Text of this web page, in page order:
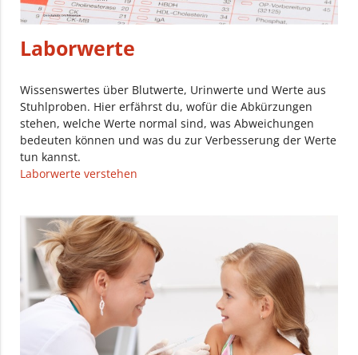
Laborwerte
Wissenswertes über Blutwerte, Urinwerte und Werte aus
Stuhlproben. Hier erfährst du, wofür die Abkürzungen
stehen, welche Werte normal sind, was Abweichungen
bedeuten können und was du zur Verbesserung der Werte
tun kannst.
Laborwerte verstehen